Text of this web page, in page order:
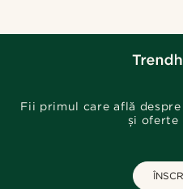
Fii primul care află
și oferte